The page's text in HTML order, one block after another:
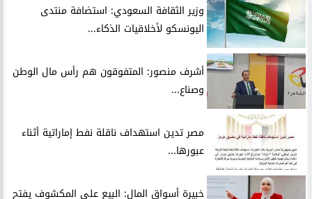
وزير الثقافة السعودي: استضافة منتدى
اليونسكو لأخلاقيات الذكاء...
أشرف منصور: المتفوقون هم رأس مال الوطن
وصناع...
مصر تدين استهداف ناقلة نفط إماراتية أثناء
عبورها...
خبيرة أسواق المال: البيع على المكشوف يفتح